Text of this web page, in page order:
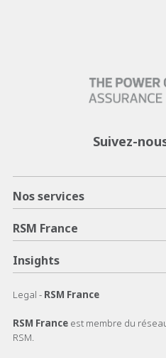
Suivez-
Nos services
RSM France
Insights
Legal - RSM France
RSM France est membre du
RSM.